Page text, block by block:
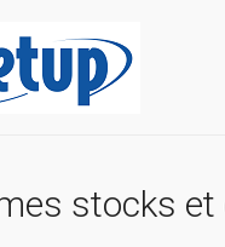
stocks et